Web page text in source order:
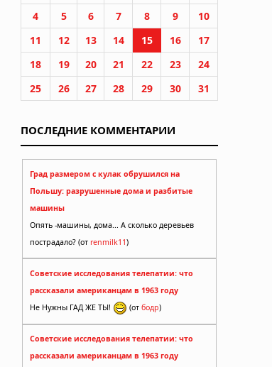
4
5 6 7 8 9
10
11
12 13 14 15 16
17
18
19 20 21 22 23
24
25
26 27 28 29 30 31
ПОСЛЕДНИЕ КОММЕНТАРИИ
Град размером с кулак обрушился на
Польшу: разрушенные дома и разбитые
машины
Опять -машины, дома... А сколько деревьев
пострадало? (от renmilk11)
Советские исследования телепатии: что
рассказали американцам в 1963 году
Не Нужны ГАД ЖЕ ТЫ!
(от бодр)
Советские исследования телепатии: что
рассказали американцам в 1963 году